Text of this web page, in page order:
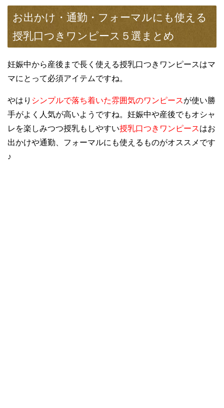
お出かけ・通勤・フォーマルにも使える
授乳口つきワンピース５選まとめ
妊娠中から産後まで長く使える授乳口つきワンピースはマ
マにとって必須アイテムですね。
やはり シンプルで落ち着いた雰囲気のワンピースが使い勝
手がよく人気が高いようですね。妊娠中や産後でもオシャ
レを楽しみつつ授乳もしやすい授乳口つきワンピースはお
出かけや通勤、フォーマルにも使えるものがオススメです
♪